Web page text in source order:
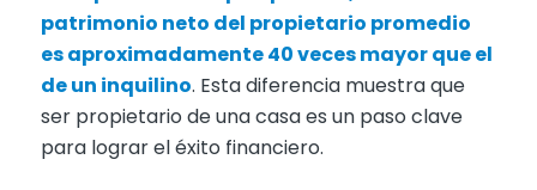
patrimonio neto del propietario promedio
es aproximadamente 40 veces mayor que el
de un inquilino. Esta diferencia muestra que
ser propietario de una casa es un paso clave
para lograr el éxito financiero.